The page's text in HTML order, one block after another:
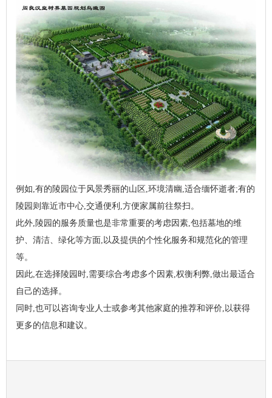
例如,有的陵园位于风景秀丽的山区,环境清幽,适合缅怀逝者;有的
陵园则靠近市中心,交通便利,方便家属前往祭扫。
此外,陵园的服务质量也是非常重要的考虑因素,包括墓地的维
护、清洁、绿化等方面,以及提供的个性化服务和规范化的管理
等。
因此,在选择陵园时,需要综合考虑多个因素,权衡利弊,做出最适合
自己的选择。
同时,也可以咨询专业人士或参考其他家庭的推荐和评价,以获得
更多的信息和建议。